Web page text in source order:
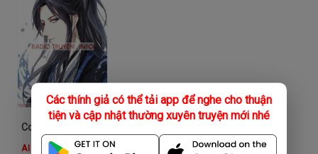
Các thính giả có thể tải app để nghe cho thuận
tiện và cập nhật thường xuyên truyện mới nhé
AI Nữ